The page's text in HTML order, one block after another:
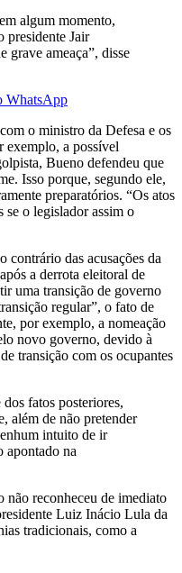
algum momento,
presidente Jair
grave ameaça”, disse
WhatsApp
o ministro da Defesa e os
exemplo, a possível
Bueno defendeu que
Isso porque, segundo ele,
preparatórios. “Os atos
se o legislador assim o
contrário das acusações da
a derrota eleitoral de
uma transição de governo
regular”, o fato de
por exemplo, a nomeação
novo governo, devido à
transição com os ocupantes
fatos posteriores,
além de não pretender
intuito de ir
apontado na
não reconheceu de imediato
Luiz Inácio Lula da
tradicionais, como a